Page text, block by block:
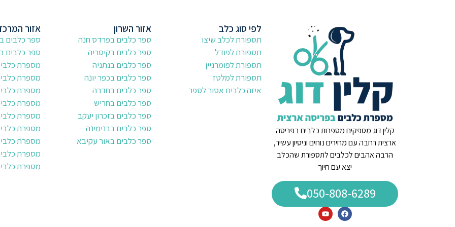
קלין דוג מספקים מספרות כלבים בפריסה
ארצית רחבה עם מחירים נוחים וניסיון עשיר,
הרבה אהבים לכלבים לתספורת שהכלב
יצא עם חיוך
050-808-6289
לפי סוג כלב
תספורת לכלב שיצו
תספורת לפודל
תספורת לפומרניין
תספורת למלטז
איזה כלבים אסור לספר
אזור השרון
ספר כלבים בפרדס חנה
ספר כלבים בקיסריה
ספר כלבים בנתניה
ספר כלבים בכפר יונה
ספר כלבים בחדרה
ספר כלבים בחריש
ספר כלבים בזכרון יעקב
ספר כלבים בבנימינה
ספר כלבים באור עקיבא
אזור
ספר כלבים
ספר כלבים
מספרת
מספרת
מספרת
מספרת
מספרת
מספרת
מספרת
מספרת
מספרת